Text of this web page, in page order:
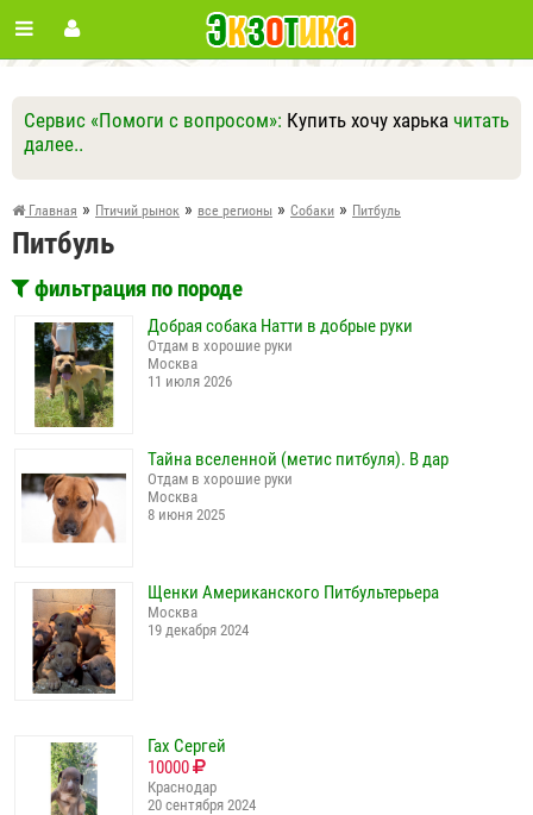
Сервис «Помоги с вопросом»: Купить хочу харька читать
далее..
Ответить Другие вопросы
Задать вопрос
Главная » Птичий рынок » все регионы » Собаки » Питбуль
Питбуль
фильтрация по породе
Добрая собака Натти в добрые руки
Отдам в хорошие руки
Москва
11 июля 2026
Тайна вселенной (метис питбуля). В дар
Отдам в хорошие руки
Москва
8 июня 2025
Щенки Американского Питбультерьера
Москва
19 декабря 2024
Гах Сергей
10000
Краснодар
20 сентября 2024